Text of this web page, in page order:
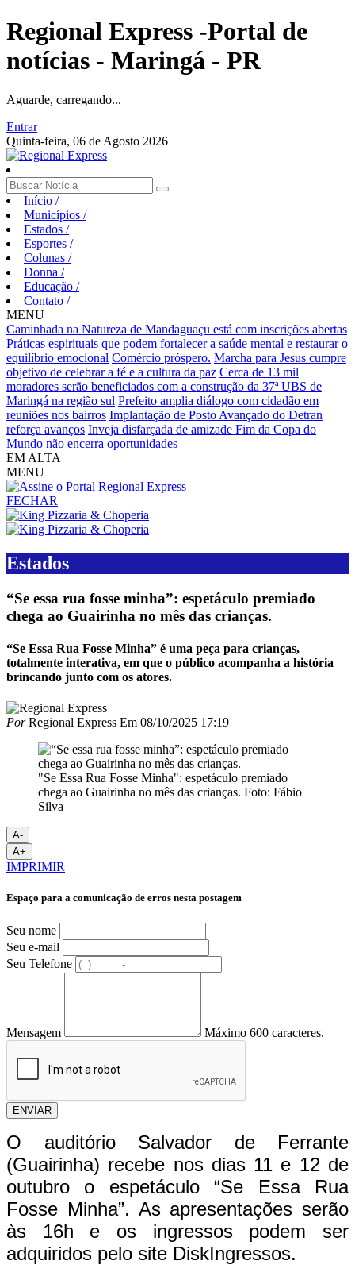
Regional Express -Portal de
notícias - Maringá - PR
Aguarde, carregando...
Entrar
Quinta-feira, 06 de Agosto 2026
Início /
Municípios /
Estados /
Esportes /
Colunas /
Donna /
Educação /
Contato /
MENU
Caminhada na Natureza de Mandaguaçu está com inscrições abertas
Práticas espirituais que podem fortalecer a saúde mental e restaurar o
equilíbrio emocional Comércio próspero. Marcha para Jesus cumpre
objetivo de celebrar a fé e a cultura da paz Cerca de 13 mil
moradores serão beneficiados com a construção da 37ª UBS de
Maringá na região sul Prefeito amplia diálogo com cidadão em
reuniões nos bairros Implantação de Posto Avançado do Detran
reforça avanços Inveja disfarçada de amizade Fim da Copa do
Mundo não encerra oportunidades
EM ALTA
MENU
FECHAR
Estados
“Se essa rua fosse minha”: espetáculo premiado
chega ao Guairinha no mês das crianças.
“Se Essa Rua Fosse Minha” é uma peça para crianças,
totalmente interativa, em que o público acompanha a história
brincando junto com os atores.
PorRegional Express Em 08/10/2025 17:19
"Se Essa Rua Fosse Minha": espetáculo premiado
chega ao Guairinha no mês das crianças. Foto: Fábio
Silva
A-
A+
IMPRIMIR
Espaço para a comunicação de erros nesta postagem
Seu nome
Seu e-mail
Seu Telefone
Mensagem Máximo 600 caracteres.
ENVIAR
O auditório Salvador de Ferrante
(Guairinha) recebe nos dias 11 e 12 de
outubro o espetáculo “Se Essa Rua
Fosse Minha”. As apresentações serão
às 16h e os ingressos podem ser
adquiridos pelo site DiskIngressos.